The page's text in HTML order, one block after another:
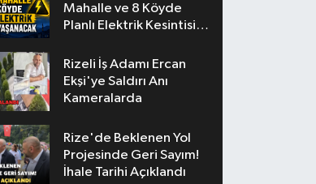
Mahalle ve 8 Köyde
Planlı Elektrik Kesintisi
Rizeli İş Adamı Ercan
Ekşi'ye Saldırı Anı
Kameralarda
Rize'de Beklenen Yol
Projesinde Geri Sayım!
İhale Tarihi Açıklandı